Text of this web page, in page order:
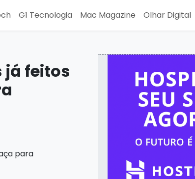
G1 Tecnologia Mac Magazine Olhar Digital
já feitos